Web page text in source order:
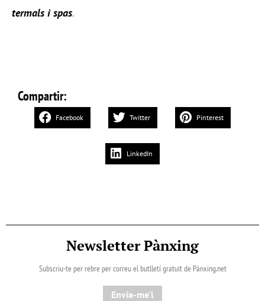
termals i spas.
Compartir:
Facebook Twitter Pinterest
LinkedIn
Newsletter Pànxing
Subscriu-te per rebre per correu el butlletí gratuït de Pànxing.net​
Envia-me'l